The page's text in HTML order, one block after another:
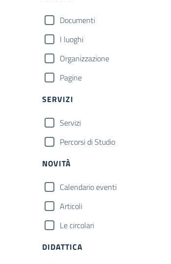
Documenti
I luoghi
Organizzazione
Pagine
SERVIZI
Servizi
Percorsi di Studio
NOVITÀ
Calendario eventi
Articoli
Le circolari
DIDATTICA